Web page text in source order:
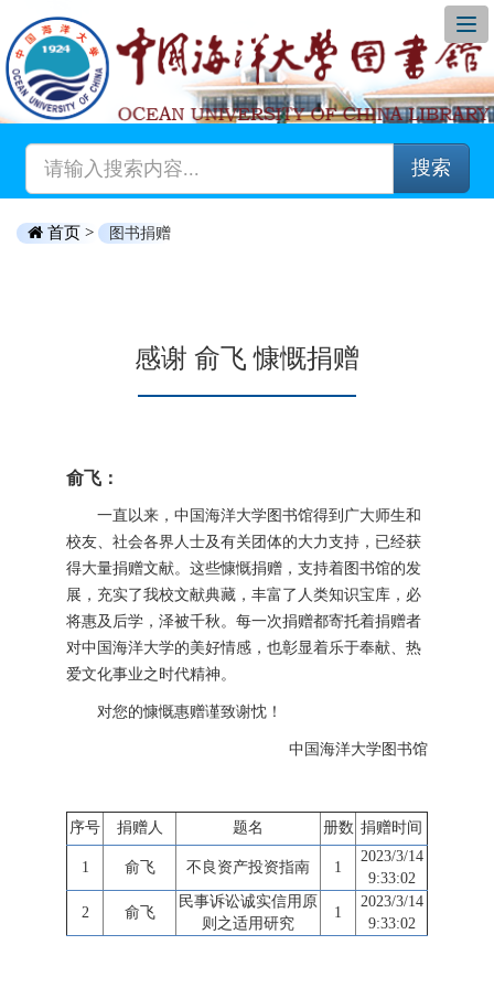
搜索
首页 > 图书捐赠
感谢 俞飞 慷慨捐赠
俞飞：
一直以来，中国海洋大学图书馆得到广大师生和
校友、社会各界人士及有关团体的大力支持，已经获
得大量捐赠文献。这些慷慨捐赠，支持着图书馆的发
展，充实了我校文献典藏，丰富了人类知识宝库，必
将惠及后学，泽被千秋。每一次捐赠都寄托着捐赠者
对中国海洋大学的美好情感，也彰显着乐于奉献、热
爱文化事业之时代精神。
对您的慷慨惠赠谨致谢忱！
中国海洋大学图书馆
序号 捐赠人 题名 册数 捐赠时间
1 俞飞 不良资产投资指南 1
2023/3/14
9:33:02
2 俞飞
民事诉讼诚实信用原
则之适用研究
1
2023/3/14
9:33:02